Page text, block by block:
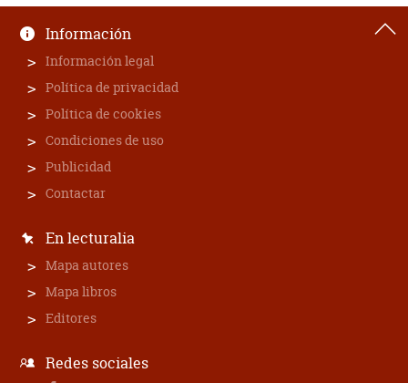
Información
Información legal
Política de privacidad
Política de cookies
Condiciones de uso
Publicidad
Contactar
En lecturalia
Mapa autores
Mapa libros
Editores
Redes sociales